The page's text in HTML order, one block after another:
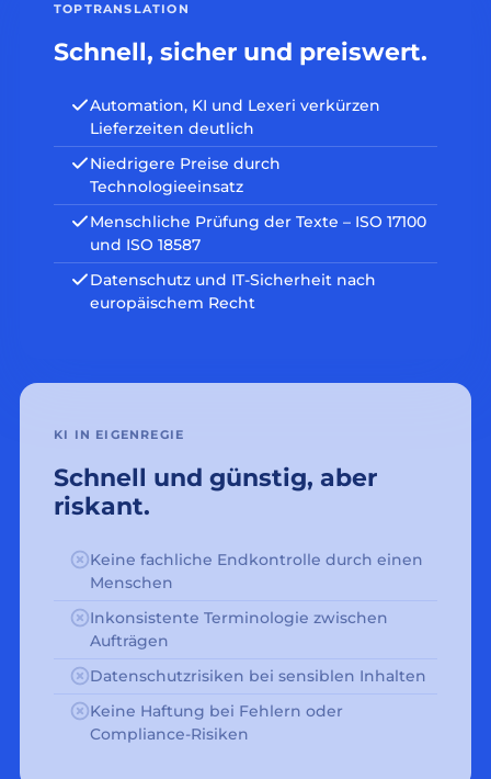
TOPTRANSLATION
Schnell, sicher und preiswert.
Automation, KI und Lexeri verkürzen
Lieferzeiten deutlich
Niedrigere Preise durch
Technologieeinsatz
Menschliche Prüfung der Texte – ISO 17100
und ISO 18587
Datenschutz und IT-Sicherheit nach
europäischem Recht
KI IN EIGENREGIE
Schnell und günstig, aber
riskant.
Keine fachliche Endkontrolle durch einen
Menschen
Inkonsistente Terminologie zwischen
Aufträgen
Datenschutzrisiken bei sensiblen Inhalten
Keine Haftung bei Fehlern oder
Compliance-Risiken